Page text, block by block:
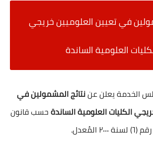
في تعيين العلوميين خريجي
العلومية الساندة
الخدمة يعلن عننتائج المشمولين في
الكليات العلومية الساندةحسب قانون
رقم (٦) لسنة ٢٠٠٠ المُعدل.